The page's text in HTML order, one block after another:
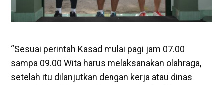
“Sesuai perintah Kasad mulai pagi jam 07.00
sampa 09.00 Wita harus melaksanakan olahraga,
setelah itu dilanjutkan dengan kerja atau dinas